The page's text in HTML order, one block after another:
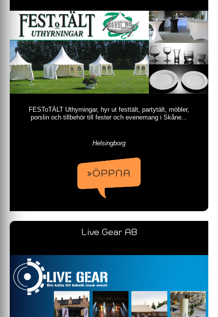
FESToTÄLT Uthyrningar, hyr ut festtält, partytält, möbler,
porslin och tillbehör till fester och evenemang i Skåne...
Helsingborg
»ÖPPNA
Live Gear AB